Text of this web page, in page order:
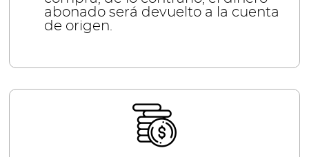
abonado será devuelto a la cuenta
de origen.